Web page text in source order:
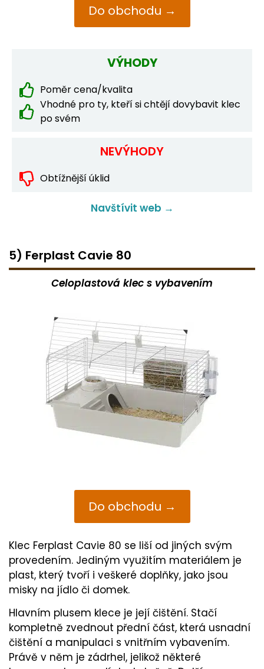
Do obchodu →
VÝHODY
Poměr cena/kvalita
Vhodné pro ty, kteří si chtějí dovybavit klec
po svém
NEVÝHODY
Obtížnější úklid
Navštívit web →
5) Ferplast Cavie 80
Celoplastová klec s vybavením
Do obchodu →
Klec Ferplast Cavie 80 se liší od jiných svým
provedením. Jediným využitím materiálem je
plast, který tvoří i veškeré doplňky, jako jsou
misky na jídlo či domek.
Hlavním plusem klece je její čištění. Stačí
kompletně zvednout přední část, která usnadní
čištění a manipulaci s vnitřním vybavením.
Právě v něm je zádrhel, jelikož některé